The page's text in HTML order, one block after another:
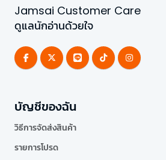
Jamsai Customer Care
ดูแลนักอ่านด้วยใจ
บัญชีของฉัน
วิธีการจัดส่งสินค้า
รายการโปรด